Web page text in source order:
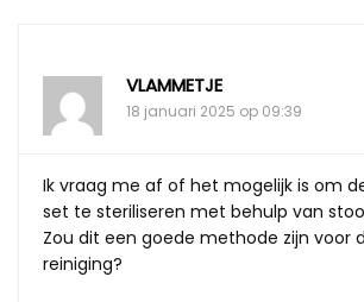
VLAMMETJE
18 januari 2025 op 09:39
Ik vraag me af of het mogelijk is om
set te steriliseren met behulp van
Zou dit een goede methode zijn voor
reiniging?